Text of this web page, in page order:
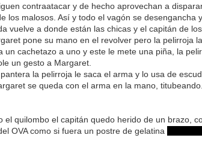
contraatacar y de hecho aprovechan a
los malosos. Así y todo el vagón se desengancha
vuelve a donde están las chicas y el capitán de
pone su mano en el revolver pero la pelirroja
un cachetazo a uno y este le mete una piña, la
un gesto a Margaret.
la pelirroja le saca el arma y lo usa de
se queda con el arma en la mano,
el quilombo el capitán quedo herido de un brazo,
OVA como si fuera un postre de gelatina